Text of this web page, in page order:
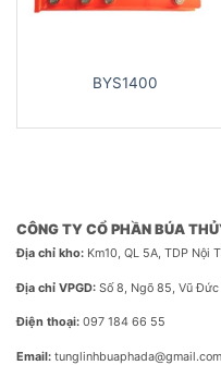
BYS1400
CÔNG TY CỔ PHẦN BÚA
Địa chỉ kho: Km10, QL 5A, TDP Nội
Địa chỉ VPGD: Số 8, Ngõ 85, Vũ Đức
Điện thoại: 097 184 66 55
Email: tunglinhbuaphada@gmail.com